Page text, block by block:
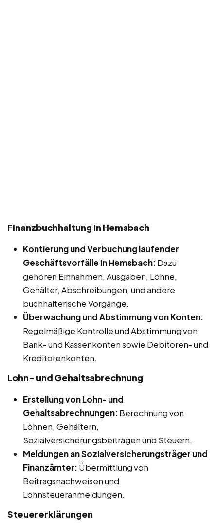
Finanzbuchhaltung in Hemsbach
Kontierung und Verbuchung laufender
Geschäftsvorfälle in Hemsbach: Dazu
gehören Einnahmen, Ausgaben, Löhne,
Gehälter, Abschreibungen, und andere
buchhalterische Vorgänge.
Überwachung und Abstimmung von Konten:
Regelmäßige Kontrolle und Abstimmung von
Bank- und Kassenkonten sowie Debitoren- und
Kreditorenkonten.
Lohn- und Gehaltsabrechnung
Erstellung von Lohn- und
Gehaltsabrechnungen: Berechnung von
Löhnen, Gehältern,
Sozialversicherungsbeiträgen und Steuern.
Meldungen an Sozialversicherungsträger und
Finanzämter: Übermittlung von
Beitragsnachweisen und
Lohnsteueranmeldungen.
Steuererklärungen